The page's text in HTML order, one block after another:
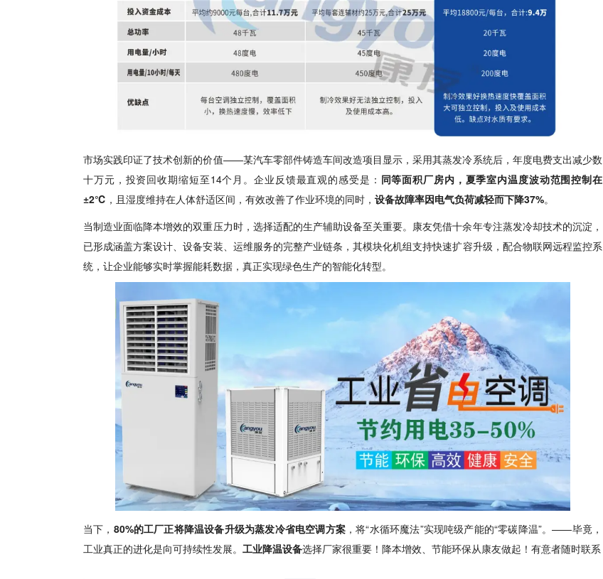
市场实践印证了技术创新的价值——某汽车零部件铸造车间改造项目显示，采用其蒸发冷系统后，年度电费支出减少数
十万元，投资回收期缩短至14个月。 企业 反馈最直观的感受是： 同等面积厂房内，夏季室内温度波动范围控制在
±2℃ ，且湿度维持在人体舒适区间，有效改善了作业环境的同时， 设备故障率因电气负荷减轻而下降37%。
当制造业面临降本增效的双重压力时，选择适配的生产辅助设备至关重要。康友凭借十余年专注蒸发冷却技术的沉淀，
已形成涵盖方案设计、设备安装、运维服务的完整产业链条，其模块化机组支持快速扩容升级，配合物联网远程监控系
统，让企业能够实时掌握能耗数据，真正实现绿色生产的智能化转型。
当下， 80%的工厂正将降温设备升级为蒸发冷省电空调方案，将“水循环魔法”实现吨级产能的“零碳降温”。——毕竟，
工业真正的进化是向可持续性发展。 工业降温设备选择厂家很重要！降本增效、节能环保从康友做起！有意者随时联系